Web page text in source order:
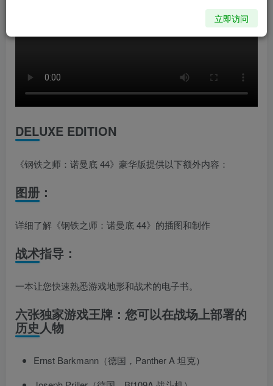
DELUXE EDITION
《钢铁之师：诺曼底 44》豪华版提供以下额外内容：
图册：
详细了解《钢铁之师：诺曼底 44》的插图和制作
战术指导：
一本让您快速熟悉游戏地形和战术的电子书。
六张独家游戏王牌：您可以在战场上部署的
历史人物
Ernst Barkmann（德国，Panther A 坦克）
立即访问